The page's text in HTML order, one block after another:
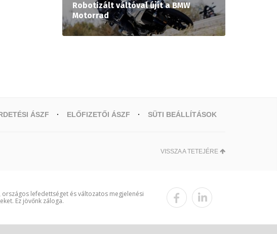
Robotizált váltóval újít a BMW
Motorrad
ÁSZF ELŐFIZETŐI ÁSZF SÜTI BEÁLLÍTÁSOK
VISSZA A TETEJÉRE
lefedettséget és változatos megjelenési
Ez jövőnk záloga.